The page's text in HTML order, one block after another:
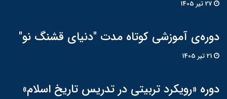
دوره‌ی آموزشی کوتاه مدت "دنیای قشنگ نو"
دوره «رویکرد تربیتی در تدریس تاریخ اسلام»